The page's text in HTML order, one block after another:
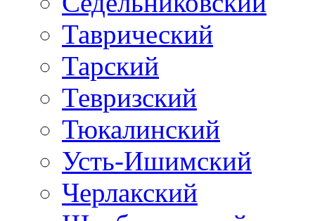
Таврический
Тарский
Тевризский
Тюкалинский
Усть-Ишимский
Черлакский